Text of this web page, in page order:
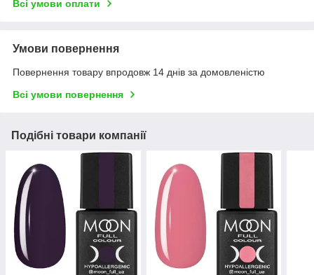
Всі умови оплати
Умови повернення
Повернення товару впродовж 14 днів за домовленістю
Всі умови повернення
Подібні товари компанії